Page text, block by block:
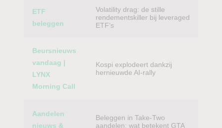
ETF
beleggen
Volatility drag: de stille
rendementskiller bij leveraged
ETF’s
Beursnieuws
vandaag |
LYNX
Morning Call
Kospi explodeert dankzij
hernieuwde AI-rally
Aandelen
nieuws &
Beleggen in Take-Two
aandelen: wat betekent GTA